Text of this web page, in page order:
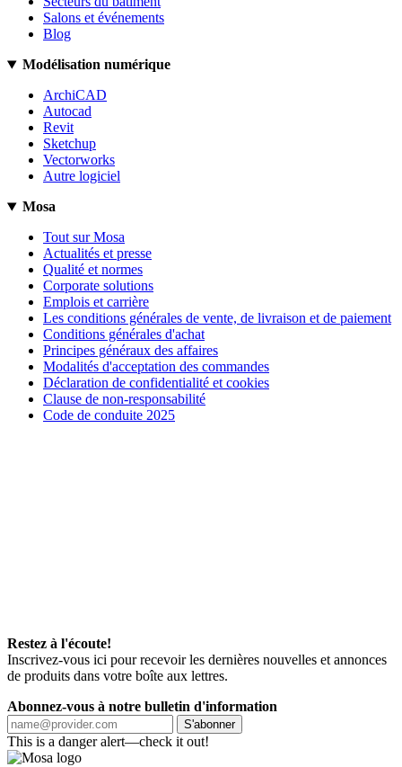
Salons et événements
Blog
Modélisation numérique
ArchiCAD
Autocad
Revit
Sketchup
Vectorworks
Autre logiciel
Mosa
Tout sur Mosa
Actualités et presse
Qualité et normes
Corporate solutions
Emplois et carrière
Les conditions générales de vente, de livraison et de paiement
Conditions générales d'achat
Principes généraux des affaires
Modalités d'acceptation des commandes
Déclaration de confidentialité et cookies
Clause de non-responsabilité
Code de conduite 2025
Restez à l'écoute!
Inscrivez-vous ici pour recevoir les dernières nouvelles et annonces
de produits dans votre boîte aux lettres.
Abonnez-vous à notre bulletin d'information
S'abonner
This is a danger alert—check it out!